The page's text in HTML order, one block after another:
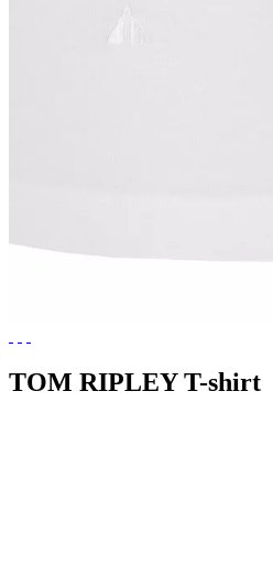
TOM RIPLEY T-shirt